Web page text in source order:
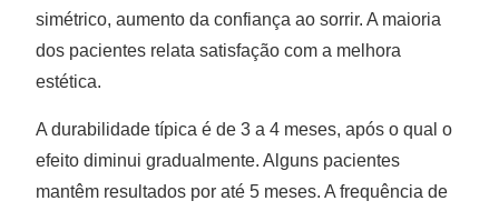
simétrico, aumento da confiança ao sorrir. A maioria
dos pacientes relata satisfação com a melhora
estética.
A durabilidade típica é de 3 a 4 meses, após o qual o
efeito diminui gradualmente. Alguns pacientes
mantêm resultados por até 5 meses. A frequência de